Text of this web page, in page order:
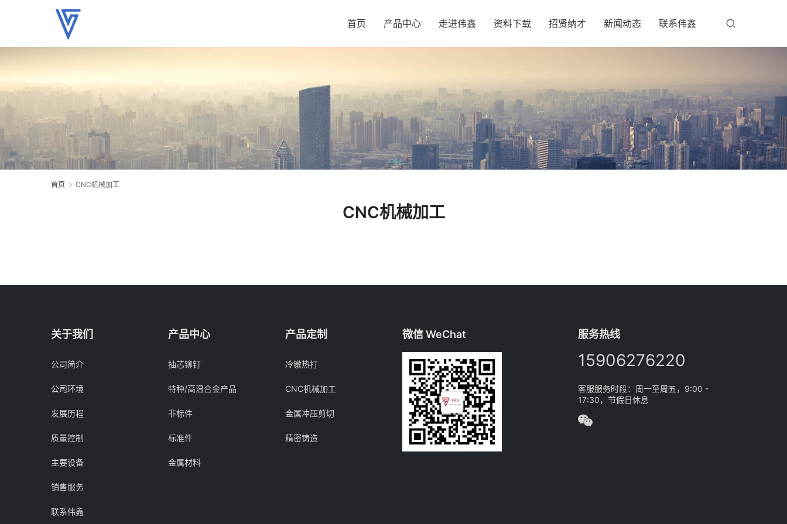
首页 产品中心 走进伟鑫 资料下载 招贤纳才 新闻动态 联系伟鑫
首页 CNC机械加工
CNC机械加工
关于我们
公司简介
公司环境
发展历程
质量控制
主要设备
销售服务
联系伟鑫
产品中心
抽芯铆钉
特种/高温合金产品
非标件
标准件
金属材料
产品定制
冷镦热打
CNC机械加工
金属冲压剪切
精密铸造
微信 WeChat 服务热线
15906276220
客服服务时段：周一至周五，9:00 -
17:30，节假日休息